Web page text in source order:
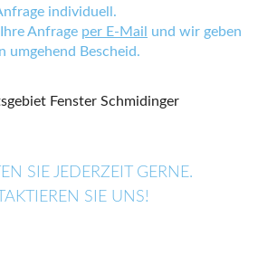
individuell.
Anfrage per E-Mail
und wir geben
umgehend Bescheid.
SIE JEDERZEIT GERNE.
SIE UNS!